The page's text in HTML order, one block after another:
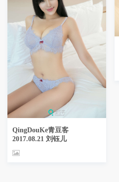
QingDouKe青豆客
2017.08.21 刘钰儿